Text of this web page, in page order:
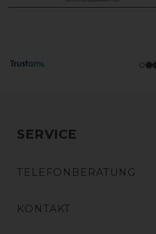
SERVICE
TELEFONBERATUNG
KONTAKT